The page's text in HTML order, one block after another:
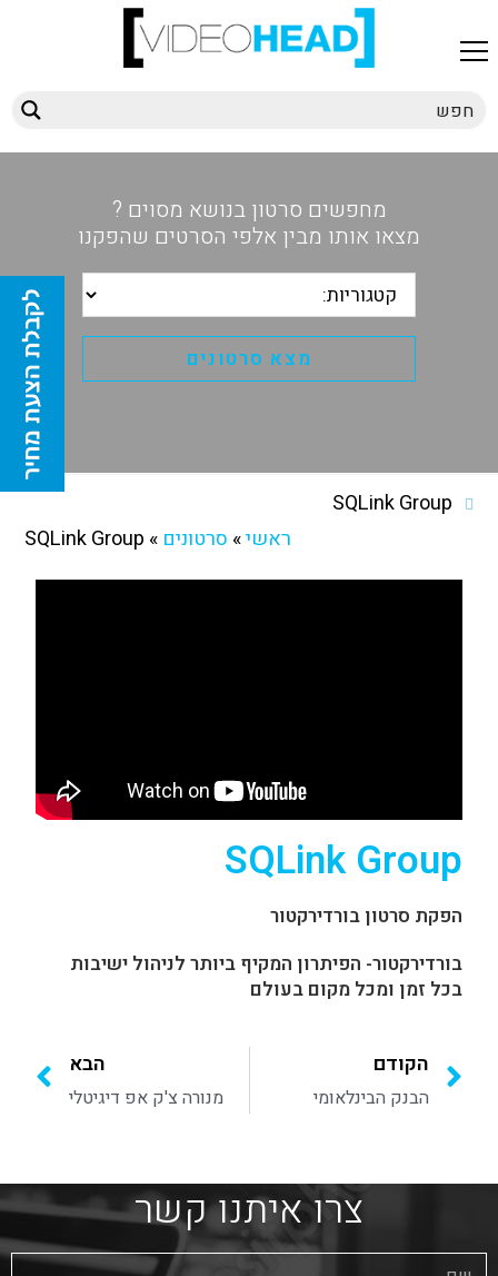
מחפשים סרטון בנושא מסוים ?
מצאו אותו מבין אלפי הסרטים שהפקנו
SQLink Group
ראשי» סרטונים »
SQLink Group
SQLink Group
הפקת סרטון בורדירקטור
בורדירקטור- הפיתרון המקיף ביותר לניהול ישיבות
בכל זמן ומכל מקום בעולם
הקודם
הבנק הבינלאומי
הבא
מנורה צ'ק אפ דיגיטלי
צרו איתנו קשר